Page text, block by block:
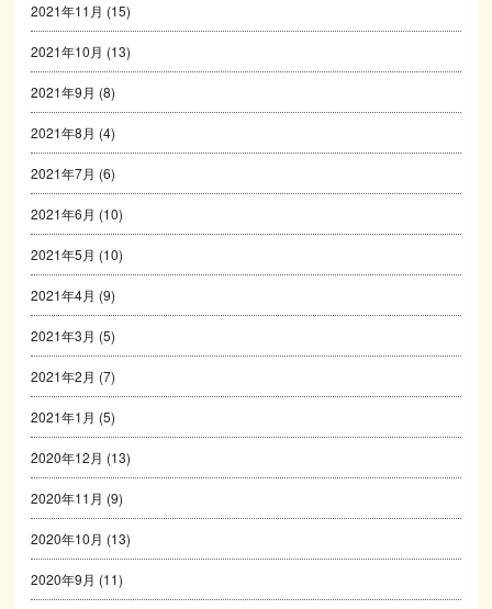
2021年11月 (15)
2021年10月 (13)
2021年9月 (8)
2021年8月 (4)
2021年7月 (6)
2021年6月 (10)
2021年5月 (10)
2021年4月 (9)
2021年3月 (5)
2021年2月 (7)
2021年1月 (5)
2020年12月 (13)
2020年11月 (9)
2020年10月 (13)
2020年9月 (11)